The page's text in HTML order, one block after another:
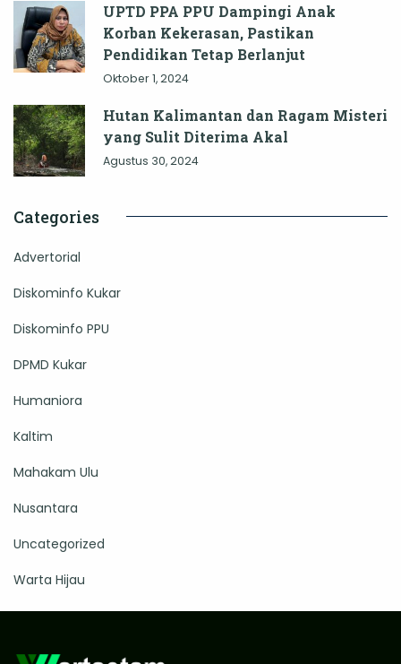
UPTD PPA PPU Dampingi Anak
Korban Kekerasan, Pastikan
Pendidikan Tetap Berlanjut
Oktober 1, 2024
Hutan Kalimantan dan Ragam Misteri
yang Sulit Diterima Akal
Agustus 30, 2024
Categories
Advertorial
Diskominfo Kukar
Diskominfo PPU
DPMD Kukar
Humaniora
Kaltim
Mahakam Ulu
Nusantara
Uncategorized
Warta Hijau